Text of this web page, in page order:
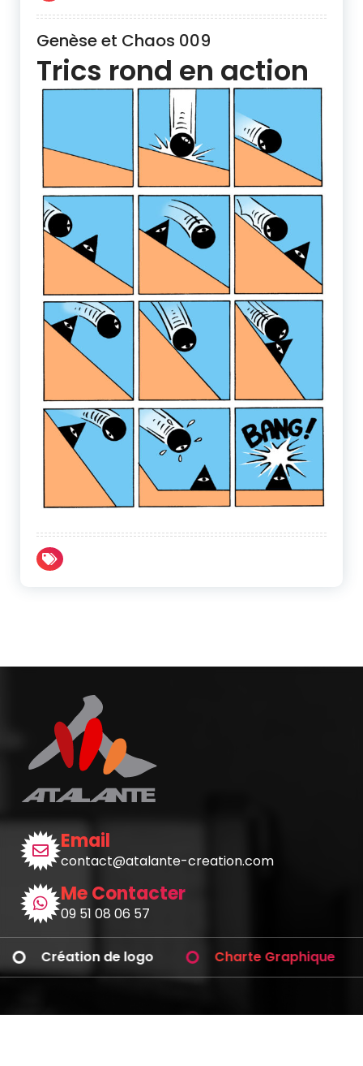
Genèse et Chaos 009
Trics rond en action
Email
contact@atalante-creation.com
Me Contacter
09 51 08 06 57
Création de logo Charte Graphique